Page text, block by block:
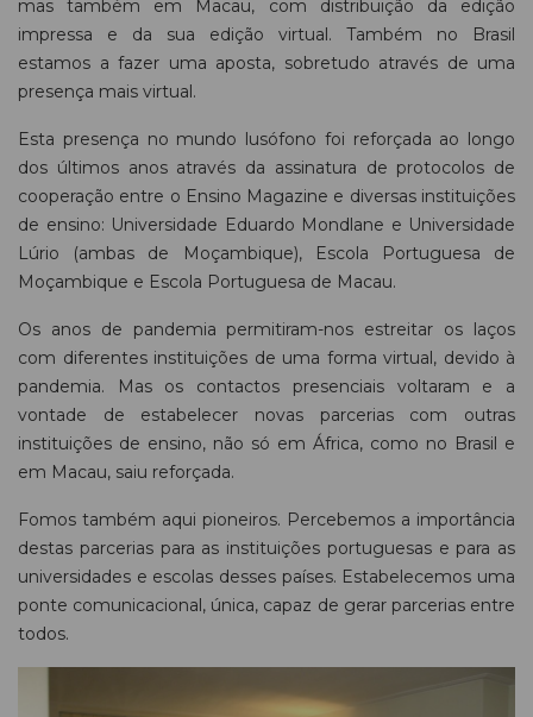
mas também em Macau, com distribuição da edição
impressa e da sua edição virtual. Também no Brasil
estamos a fazer uma aposta, sobretudo através de uma
presença mais virtual.
Esta presença no mundo lusófono foi reforçada ao longo
dos últimos anos através da assinatura de protocolos de
cooperação entre o Ensino Magazine e diversas instituições
de ensino: Universidade Eduardo Mondlane e Universidade
Lúrio (ambas de Moçambique), Escola Portuguesa de
Moçambique e Escola Portuguesa de Macau.
Os anos de pandemia permitiram-nos estreitar os laços
com diferentes instituições de uma forma virtual, devido à
pandemia. Mas os contactos presenciais voltaram e a
vontade de estabelecer novas parcerias com outras
instituições de ensino, não só em África, como no Brasil e
em Macau, saiu reforçada.
Fomos também aqui pioneiros. Percebemos a importância
destas parcerias para as instituições portuguesas e para as
universidades e escolas desses países. Estabelecemos uma
ponte comunicacional, única, capaz de gerar parcerias entre
todos.